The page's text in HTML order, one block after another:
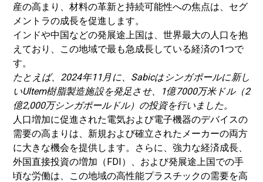
産の高まり、材料の革新と持続可能性への焦点は、セグ
メントラの成長を促進します。
インドや中国などの発展途上国は、世界最大の人口を抱
えており、この地域で最も急成長している経済の1つで
す。
たとえば、2024年11月に、Sabicはシンガポールに新し
いUltem樹脂製造施設を発足させ、1億7000万米ドル（2
億2,000万シンガポールドル）の投資を行いました。
人口増加に促進された電気および電子機器のデバイスの
需要の高まりは、新規および確立されたメーカーの両方
に大きな機会を提供します。さらに、強力な経済成長、
外国直接投資の増加（FDI）、および発展途上国での手
頃な労働は、この地域の高性能プラスチックの需要を高